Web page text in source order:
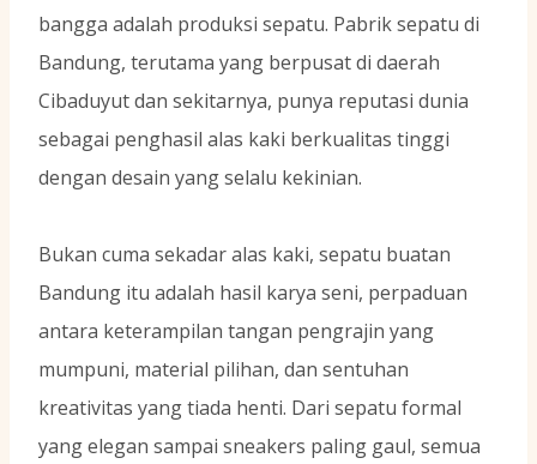
bangga adalah produksi sepatu. Pabrik sepatu di
Bandung, terutama yang berpusat di daerah
Cibaduyut dan sekitarnya, punya reputasi dunia
sebagai penghasil alas kaki berkualitas tinggi
dengan desain yang selalu kekinian.
Bukan cuma sekadar alas kaki, sepatu buatan
Bandung itu adalah hasil karya seni, perpaduan
antara keterampilan tangan pengrajin yang
mumpuni, material pilihan, dan sentuhan
kreativitas yang tiada henti. Dari sepatu formal
yang elegan sampai sneakers paling gaul, semua